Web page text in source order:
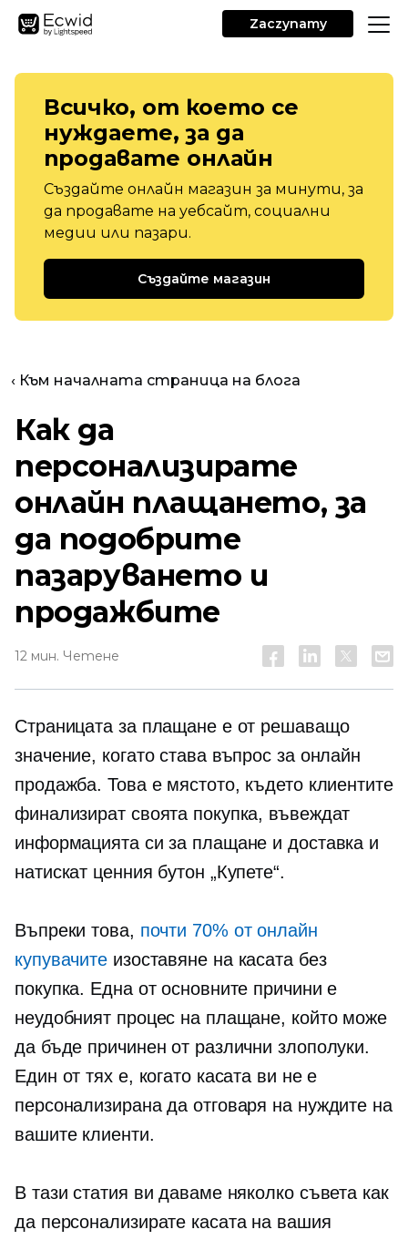
Zaczynamy
Всичко, от което се
нуждаете, за да
продавате онлайн
Създайте онлайн магазин за минути, за
да продавате на уебсайт, социални
медии или пазари.
Създайте магазин
‹ Към началната страница на блога
Как да
персонализирате
онлайн плащането, за
да подобрите
пазаруването и
продажбите
12 мин. Четене
Страницата за плащане е от решаващо
значение, когато става въпрос за онлайн
продажба. Това е мястото, където клиентите
финализират своята покупка, въвеждат
информацията си за плащане и доставка и
натискат ценния бутон „Купете“.
Въпреки това, почти 70% от онлайн
купувачите изоставяне на касата без
покупка. Една от основните причини е
неудобният процес на плащане, който може
да бъде причинен от различни злополуки.
Един от тях е, когато касата ви не е
персонализирана да отговаря на нуждите на
вашите клиенти.
В тази статия ви даваме няколко съвета как
да персонализирате касата на вашия